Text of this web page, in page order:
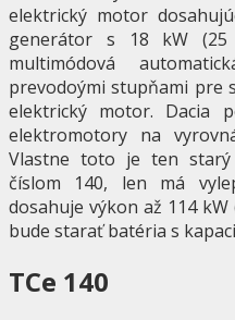
elektrický motor
generátor s 18 kW (25
multimódová
prevodoými stupňami pre
elektrický motor. Dacia
elektromotory na
Vlastne toto je ten
číslom 140, len má
dosahuje výkon až 114
bude starať batéria s
TCe 140